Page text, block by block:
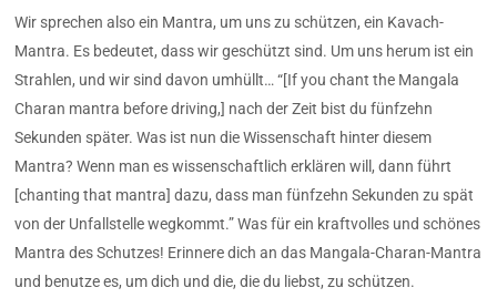
Wir sprechen also ein Mantra, um uns zu schützen, ein Kavach-
Mantra. Es bedeutet, dass wir geschützt sind. Um uns herum ist ein
Strahlen, und wir sind davon umhüllt… “[If you chant the Mangala
Charan mantra before driving,] nach der Zeit bist du fünfzehn
Sekunden später. Was ist nun die Wissenschaft hinter diesem
Mantra? Wenn man es wissenschaftlich erklären will, dann führt
[chanting that mantra] dazu, dass man fünfzehn Sekunden zu spät
von der Unfallstelle wegkommt.” Was für ein kraftvolles und schönes
Mantra des Schutzes! Erinnere dich an das Mangala-Charan-Mantra
und benutze es, um dich und die, die du liebst, zu schützen.